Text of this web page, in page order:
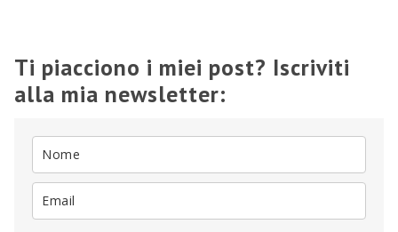
Ti piacciono i miei post? Iscriviti
alla mia newsletter: